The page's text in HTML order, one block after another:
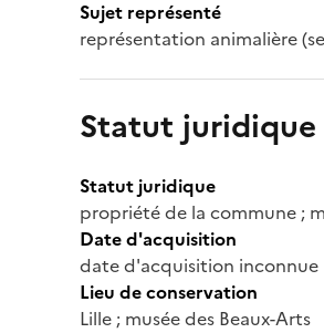
Sujet représenté
représentation animalière
Statut juridique
Statut juridique
propriété de la commune ;
Date d'acquisition
date d'acquisition inconnue
Lieu de conservation
Lille ; musée des Beaux-Arts